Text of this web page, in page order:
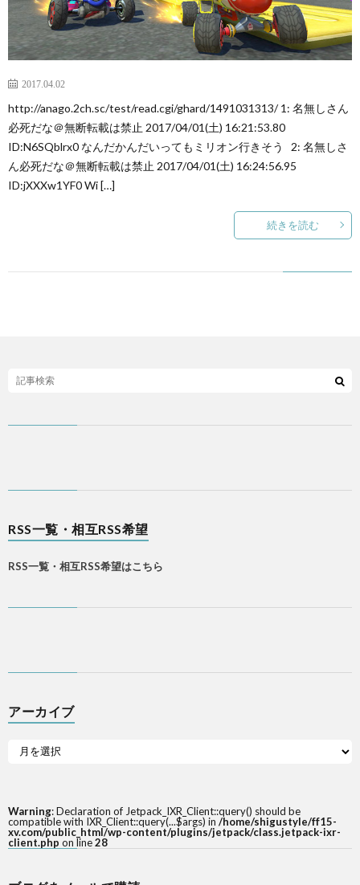
希
望
は
こ
2017.04.02
http://anago.2ch.sc/test/read.cgi/ghard/1491031313/ 1: 名無しさん
必死だな＠無断転載は禁止 2017/04/01(土) 16:21:53.80
ID:N6SQblrx0 なんだかんだいってもミリオン行きそう 2: 名無しさ
ん必死だな＠無断転載は禁止 2017/04/01(土) 16:24:56.95
ID:jXXXw1YF0 Wi […]
続きを読む
RSS一覧・相互RSS希望
RSS一覧・相互RSS希望はこちら
アーカイブ
Warning: Declaration of Jetpack_IXR_Client::query() should be
compatible with IXR_Client::query(...$args) in /home/shigustyle/ff15-
xv.com/public_html/wp-content/plugins/jetpack/class.jetpack-ixr-
client.php on line28